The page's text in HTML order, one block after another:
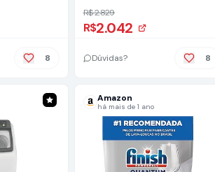
8
R$ 2.829
R$2.042
Dúvidas? 8
Amazon
há mais de 1 ano